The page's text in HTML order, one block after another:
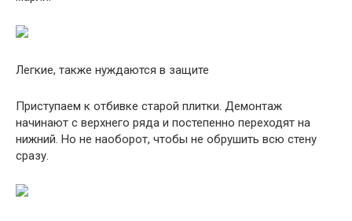
Легкие, также нуждаются в защите
Приступаем к отбивке старой плитки. Демонтаж
начинают с верхнего ряда и постепенно переходят на
нижний. Но не наоборот, чтобы не обрушить всю стену
сразу.